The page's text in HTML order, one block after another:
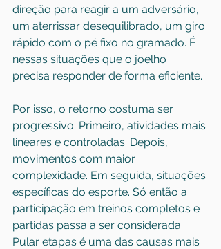
direção para reagir a um adversário,
um aterrissar desequilibrado, um giro
rápido com o pé fixo no gramado. É
nessas situações que o joelho
precisa responder de forma eficiente.
Por isso, o retorno costuma ser
progressivo. Primeiro, atividades mais
lineares e controladas. Depois,
movimentos com maior
complexidade. Em seguida, situações
específicas do esporte. Só então a
participação em treinos completos e
partidas passa a ser considerada.
Pular etapas é uma das causas mais